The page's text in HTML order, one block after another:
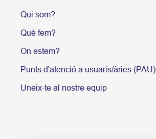
Qui som?
Què fem?
On estem?
Punts d'atenció a usuaris/àries (PAU)
Uneix-te al nostre equip